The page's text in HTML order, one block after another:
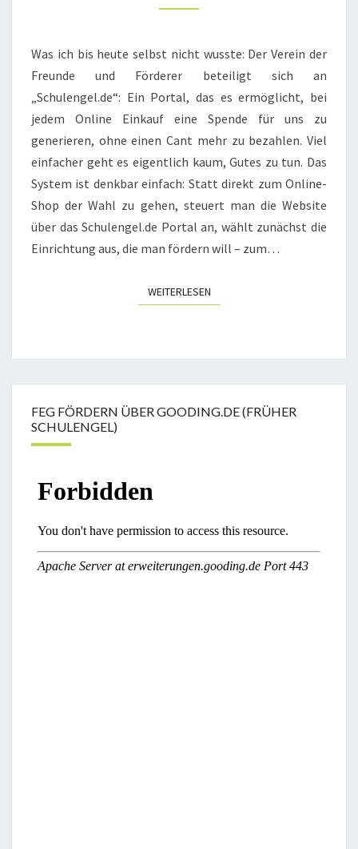
Was ich bis heute selbst nicht wusste: Der Verein der
Freunde und Förderer beteiligt sich an
„Schulengel.de“: Ein Portal, das es ermöglicht, bei
jedem Online Einkauf eine Spende für uns zu
generieren, ohne einen Cant mehr zu bezahlen. Viel
einfacher geht es eigentlich kaum, Gutes zu tun. Das
System ist denkbar einfach: Statt direkt zum Online-
Shop der Wahl zu gehen, steuert man die Website
über das Schulengel.de Portal an, wählt zunächst die
Einrichtung aus, die man fördern will – zum…
WEITERLESENWEITERLESEN
FEG FÖRDERN ÜBER GOODING.DE (FRÜHER
SCHULENGEL)